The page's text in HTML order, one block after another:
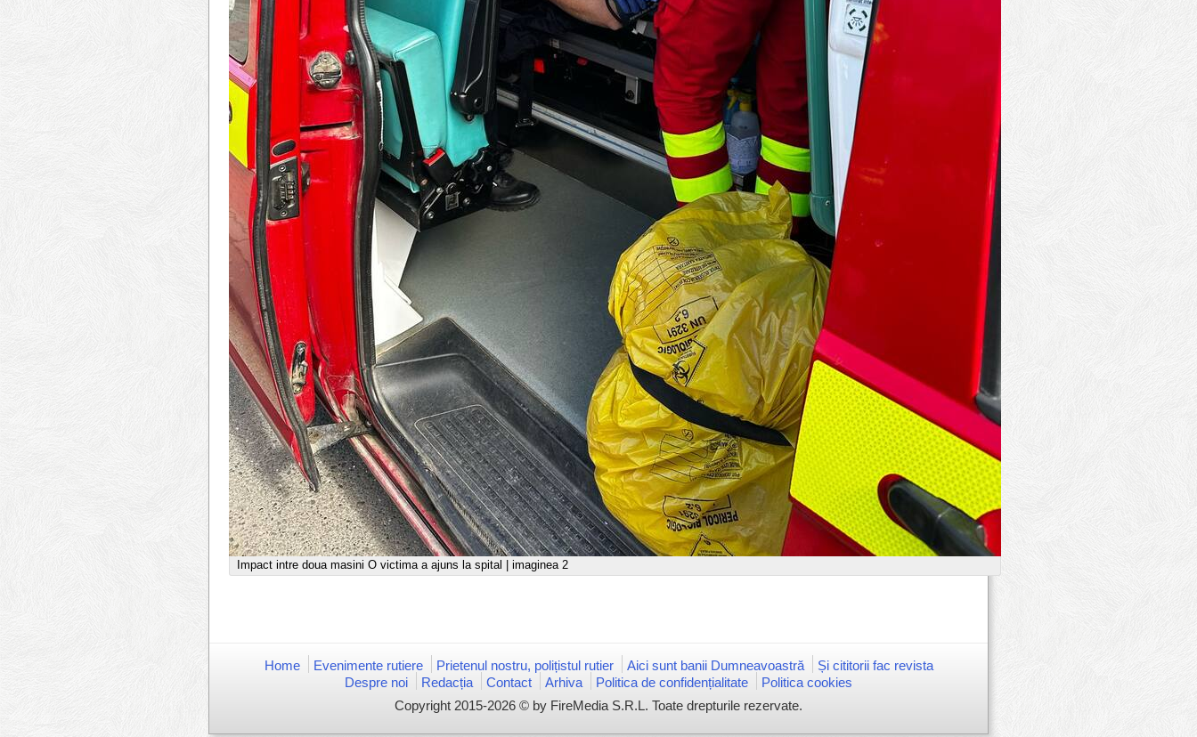
Impact intre doua masini O victima a ajuns la spital | imaginea 2
Home Evenimente rutiere Prietenul nostru, polițistul rutier Aici sunt banii Dumneavoastră
Și cititorii fac revista
Despre noi
Redacția Contact Arhiva Politica de confidențialitate
Politica cookies
Copyright 2015-2026 © by FireMedia S.R.L. Toate drepturile rezervate.